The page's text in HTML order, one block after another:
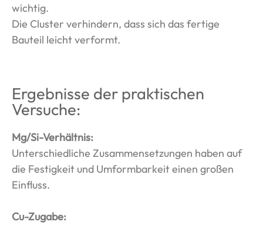
wichtig.
Die Cluster verhindern, dass sich das fertige
Bauteil leicht verformt.
Ergebnisse der praktischen
Versuche:
Mg/Si-Verhältnis:
Unterschiedliche Zusammensetzungen haben auf
die Festigkeit und Umformbarkeit einen großen
Einfluss.
Cu-Zugabe: